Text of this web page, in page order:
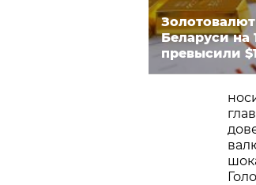
Беларуси на
превысили